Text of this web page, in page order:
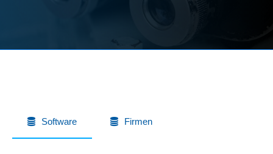
Software Firmen